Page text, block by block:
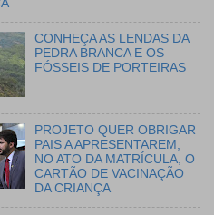
CONHEÇA AS LENDAS DA
PEDRA BRANCA E OS
FÓSSEIS DE PORTEIRAS
PROJETO QUER OBRIGAR
PAIS A APRESENTAREM,
NO ATO DA MATRÍCULA, O
CARTÃO DE VACINAÇÃO
DA CRIANÇA